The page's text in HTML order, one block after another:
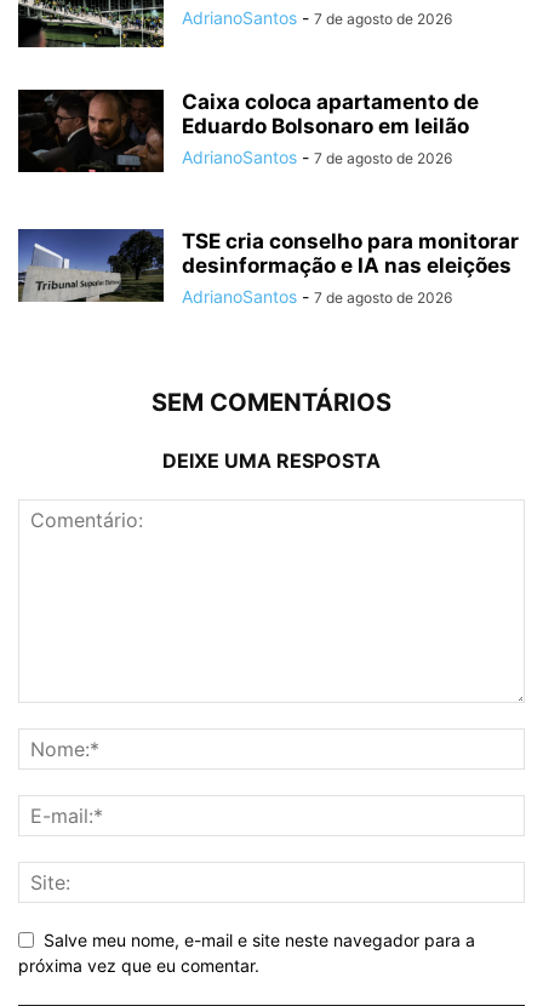
AdrianoSantos - 7 de agosto de 2026
Caixa coloca apartamento de
Eduardo Bolsonaro em leilão
AdrianoSantos - 7 de agosto de 2026
TSE cria conselho para monitorar
desinformação e IA nas eleições
AdrianoSantos - 7 de agosto de 2026
SEM COMENTÁRIOS
DEIXE UMA RESPOSTA
Salve meu nome, e-mail e site neste navegador para a
próxima vez que eu comentar.